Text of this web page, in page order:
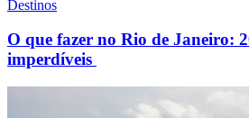
Destinos
O que fazer no Rio de Janeiro:
imperdíveis